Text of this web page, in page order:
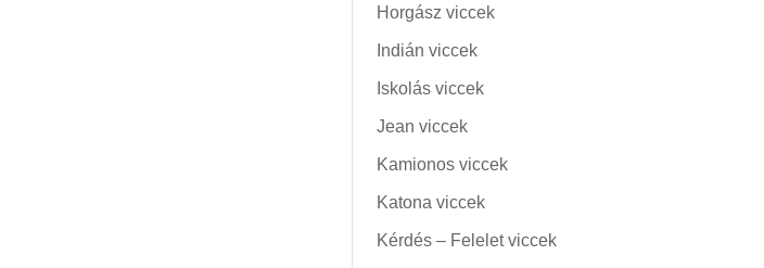
Horgász viccek
Indián viccek
Iskolás viccek
Jean viccek
Kamionos viccek
Katona viccek
Kérdés – Felelet viccek